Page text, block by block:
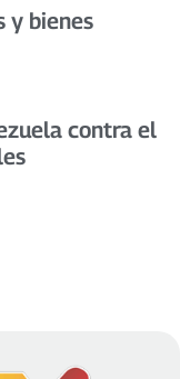
y bienes
contra el